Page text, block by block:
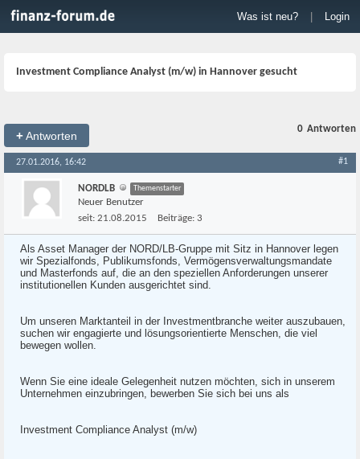
Was ist neu? Login
Investment Compliance Analyst (m/w) in Hannover gesucht
+Antworten
0 Antworten
27.01.2016, 16:42 #1
NORDLB Themenstarter
Neuer Benutzer
seit: 21.08.2015 Beiträge: 3
Als Asset Manager der NORD/LB-Gruppe mit Sitz in Hannover legen
wir Spezialfonds, Publikumsfonds, Vermögensverwaltungsmandate
und Masterfonds auf, die an den speziellen Anforderungen unserer
institutionellen Kunden ausgerichtet sind.
Um unseren Marktanteil in der Investmentbranche weiter auszubauen,
suchen wir engagierte und lösungsorientierte Menschen, die viel
bewegen wollen.
Wenn Sie eine ideale Gelegenheit nutzen möchten, sich in unserem
Unternehmen einzubringen, bewerben Sie sich bei uns als
Investment Compliance Analyst (m/w)